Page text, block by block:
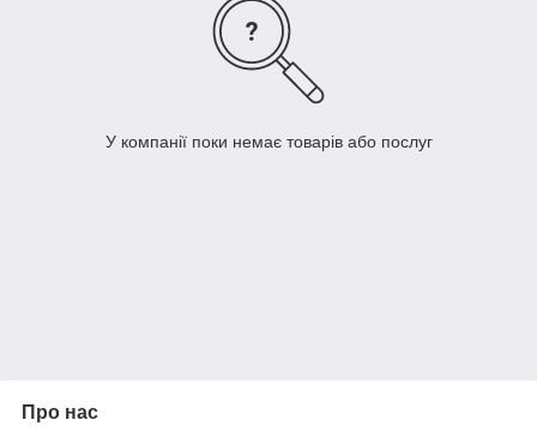
У компанії поки немає товарів або послуг
Про нас